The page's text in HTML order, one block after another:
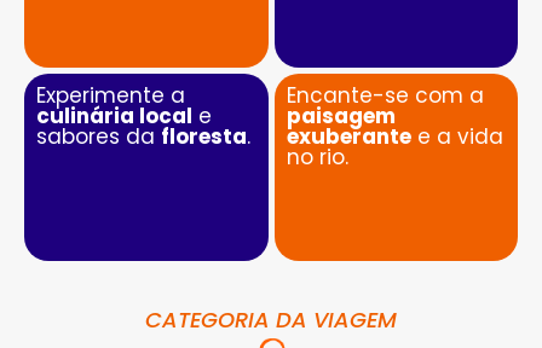
Experimente a
culinária local e
sabores da floresta.
Encante-se com a
paisagem
exuberantee a vida
no rio.
CATEGORIA DA VIAGEM